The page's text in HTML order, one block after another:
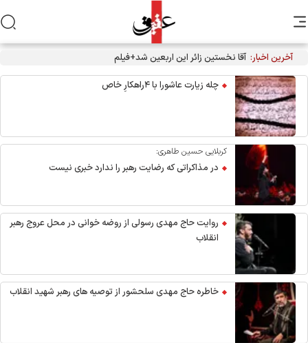
آخرین اخبار: آقا نخستین زائر این اربعین شد+فیلم
چله زیارت عاشورا با ۴راهکارِ خاص
کربلایی حسین طاهری:
در مذاکراتی که رضایت رهبر را ندارد خبری نیست
روایت حاج مهدی رسولی از روضه خوانی در محل عروج رهبر
انقلاب
خاطره حاج مهدی سلحشور از توصیه های رهبر شهید انقلاب